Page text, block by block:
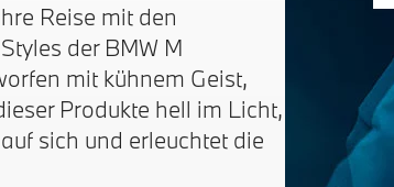
Reise mit den
der BMW M
mit kühnem Geist,
Produkte hell im Licht,
sich und erleuchtet die